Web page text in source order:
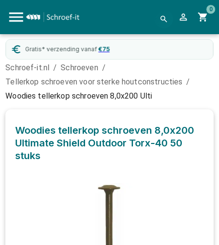
0
Gratis* verzending vanaf €75
Schroef-it.nl / Schroeven /
Tellerkop schroeven voor sterke houtconstructies /
Woodies tellerkop schroeven 8,0x200 Ulti
Woodies tellerkop schroeven 8,0x200
Ultimate Shield Outdoor Torx-40 50
stuks